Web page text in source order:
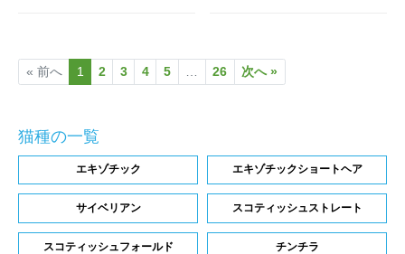
« 前へ 1 2 3 4 5 … 26 次へ »
猫種の一覧
エキゾチック エキゾチックショートヘア
サイベリアン スコティッシュストレート
スコティッシュフォールド チンチラ